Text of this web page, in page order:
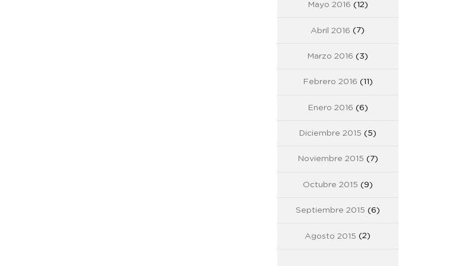
Mayo 2016 (12)
Abril 2016 (7)
Marzo 2016 (3)
Febrero 2016 (11)
Enero 2016 (6)
Diciembre 2015 (5)
Noviembre 2015 (7)
Octubre 2015 (9)
Septiembre 2015 (6)
Agosto 2015 (2)